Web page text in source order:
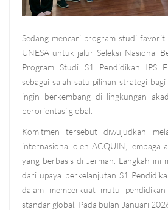
Sedang mencari program studi favorit
UNESA untuk jalurSeleksi Nasional
Program Studi S1 ​​Pendidikan IPS
sebagai salah satu pilihan strategi
ingin berkembang di lingkungan
berorientasi global.
Komitmen tersebut diwujudkan
internasional oleh ACQUIN, lembaga
yang berbasis di Jerman. Langkah ini
dari upaya berkelanjutan S1
dalam memperkuat mutu
standar global. Pada bulan Januari